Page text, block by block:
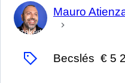
Szakértő
Mauro
Becslés € 5